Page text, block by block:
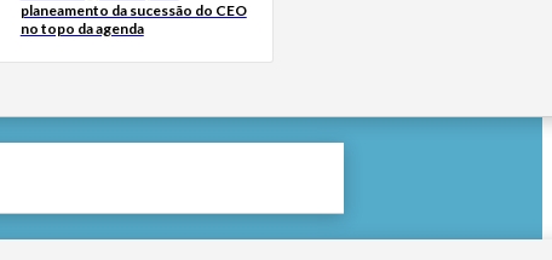
planeamento da sucessão do CEO
no topo da agenda